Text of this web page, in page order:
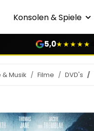
Konsolen & Spiele
5,0★★★★★
& Musik Filme DVD's